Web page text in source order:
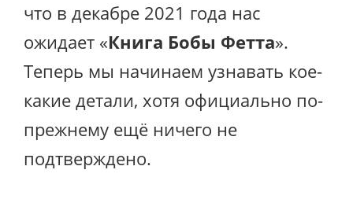
что в декабре 2021 года нас
ожидает «Книга Бобы Фетта».
Теперь мы начинаем узнавать кое-
какие детали, хотя официально по-
прежнему ещё ничего не
подтверждено.